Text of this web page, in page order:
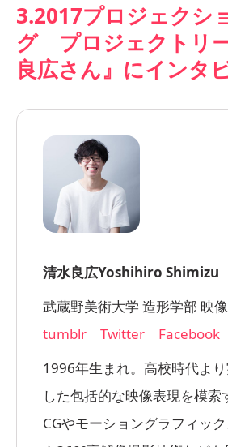
3.2017プロジェクシ
グ プロジェクトリ
良広さん』にインタ
清水良広Yoshihiro Shimizu
武蔵野美術大学 造形学部 映
tumblr
Twitter
Facebook
1996年生まれ。高校時代よ
した包括的な映像表現を模索
CGやモーショングラフィッ